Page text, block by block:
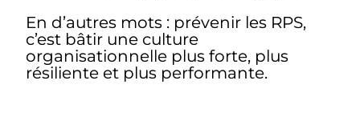
En d’autres mots : prévenir les RPS,
c’est bâtir une culture
organisationnelle plus forte, plus
résiliente et plus performante.